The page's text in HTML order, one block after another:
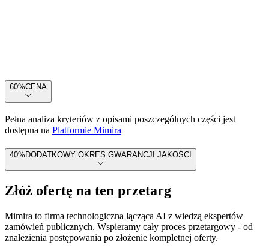
60%CENA
Pełna analiza kryteriów z opisami poszczególnych części jest
dostępna na Platformie Mimira
40%DODATKOWY OKRES GWARANCJI JAKOŚCI
Złóż ofertę na ten przetarg
Mimira to firma technologiczna łącząca AI z wiedzą ekspertów
zamówień publicznych. Wspieramy cały proces przetargowy - od
znalezienia postępowania po złożenie kompletnej oferty.